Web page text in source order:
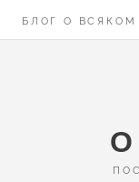
БЛОГ О ВСЯКОМ